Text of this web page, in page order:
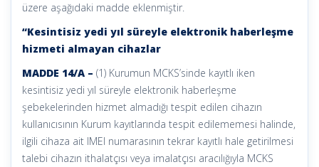
üzere aşağıdaki madde eklenmiştir.
“Kesintisiz yedi yıl süreyle elektronik haberleşme
hizmeti almayan cihazlar
MADDE 14/A – (1) Kurumun MCKS’sinde kayıtlı iken
kesintisiz yedi yıl süreyle elektronik haberleşme
şebekelerinden hizmet almadığı tespit edilen cihazın
kullanıcısının Kurum kayıtlarında tespit edilememesi halinde,
ilgili cihaza ait IMEI numarasının tekrar kayıtlı hale getirilmesi
talebi cihazın ithalatçısı veya imalatçısı aracılığıyla MCKS